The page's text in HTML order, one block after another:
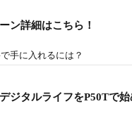
ン詳細はこちら！
手に入れるには？
ジタルライフをP50Tで